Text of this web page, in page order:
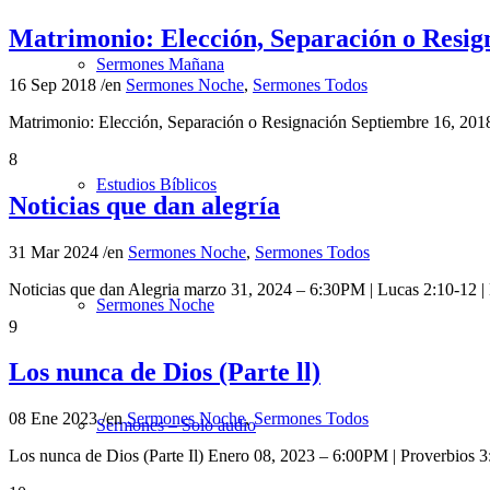
Sermones Mañana
Estudios Bíblicos
Sermones Noche
Sermones – Solo audio
Matrimonio: Elección, Separación o
16 Sep 2018 /en Sermones Noche, Sermones Todos
Matrimonio: Elección, Separación o Resignación Septiembre 16,
8
Noticias que dan alegría
31 Mar 2024 /en Sermones Noche, Sermones Todos
Noticias que dan Alegria marzo 31, 2024 – 6:30PM | Lucas 2:10-
9
Los nunca de Dios (Parte ll)
08 Ene 2023/enSermones Noche,Sermones Todos
Los nunca de Dios (Parte Il) Enero 08, 2023 – 6:00PM |